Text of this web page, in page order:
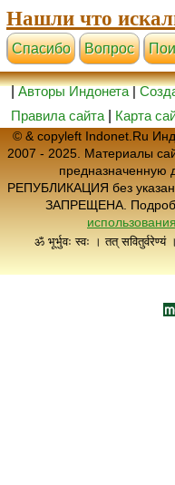
Нашли что
Cпасибо Вопрос
|Авторы Индонета|
Правила сайта
Карта
© & copyleft Indonet.Ru
2007 - 2025. Материалы
предназначенную
РЕПУБЛИКАЦИЯ без
ЗАПРЕЩЕНА.
ॐ भूर्भुवः स्वः । तत् सवितुर्वरेण्यं